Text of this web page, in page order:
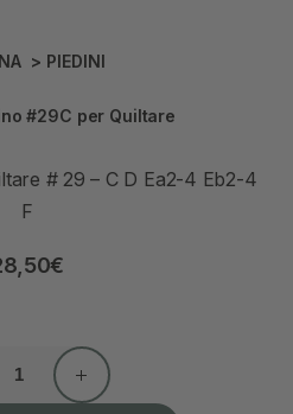
> PIEDINI
#29C per Quiltare
# 29 – C D Ea2-4 Eb2-4
F
€